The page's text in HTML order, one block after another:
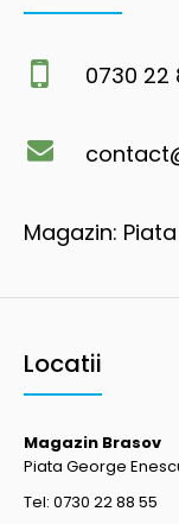
0730 22
Magazin:
Locatii
Magazin Brasov
Piata George
Tel: 0730 22 88 55